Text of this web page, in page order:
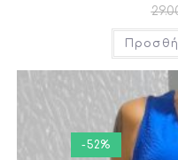
-52%